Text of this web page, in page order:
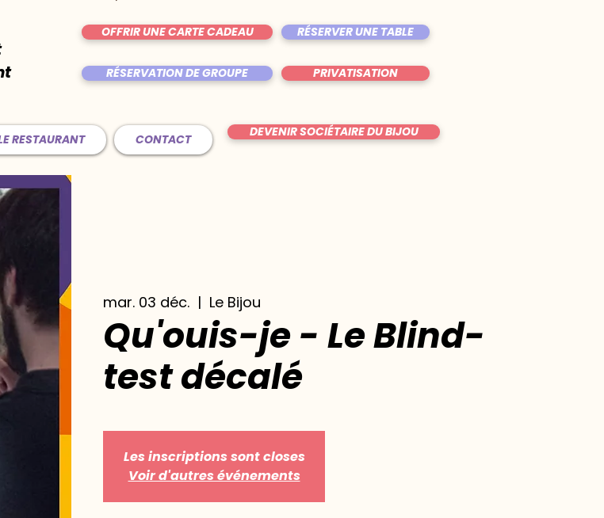
OFFRIR UNE CARTE CADEAU RÉSERVER UNE TABLE
RÉSERVATION DE GROUPE PRIVATISATION
RESTAURANT CONTACT DEVENIR SOCIÉTAIRE DU BIJOU
mar. 03 déc.
  |
Le Bijou
Qu'ouis-je - Le Blind-
test décalé
Les inscriptions sont closes
Voir d'autres événements